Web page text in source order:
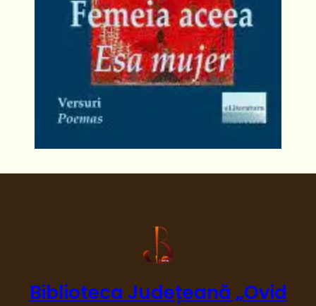
Biblioteca Județeană „Ovid